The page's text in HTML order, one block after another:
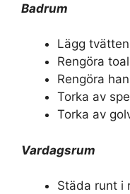
Badrum
Lägg
Rengöra
Rengöra
Torka av
Torka av
Vardagsrum
Städa runt i